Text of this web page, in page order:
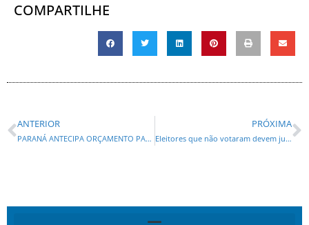
COMPARTILHE
ANTERIOR
PARANÁ ANTECIPA ORÇAMENTO PARA EXECUTAR INVESTIMENTO RECORDE DE 2025
PRÓXIMA
Eleitores que não votaram devem justificar ausência até 7 de janeiro